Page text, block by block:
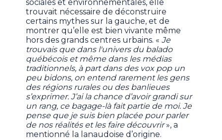
sociales et environnementales, elle
trouvait nécessaire de déconstruire
certains mythes sur la gauche, et de
montrer qu’elle est bien vivante même
hors des grands centres urbains. « Je
trouvais que dans l'univers du balado
québécois et même dans les médias
traditionnels, à part dans des vox pop un
peu bidons, on entend rarement les gens
des régions rurales ou des banlieues
s’exprimer. J’ai la chance d’avoir grandi sur
un rang, ce bagage-là fait partie de moi. Je
pense que je suis bien placée pour parler
de nos réalités et les faire découvrir», a
mentionné la lanaudoise d’origine.